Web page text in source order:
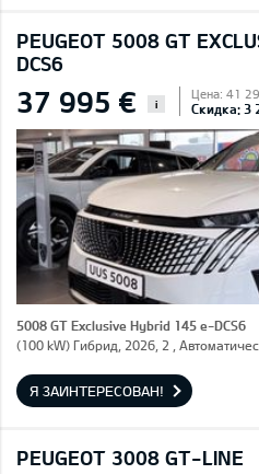
PEUGEOT 5008 GT
DCS6
37 995 € i
Цена: 41
Скидка: 3
5008 GT Exclusive Hybrid 145 e-DCS6
(100 kW) Гибрид, 2026, 2 ,
Я ЗАИНТЕРЕСОВАН!
PEUGEOT 3008 GT-LINE